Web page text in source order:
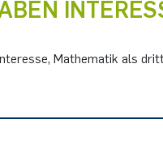
Mathematik als